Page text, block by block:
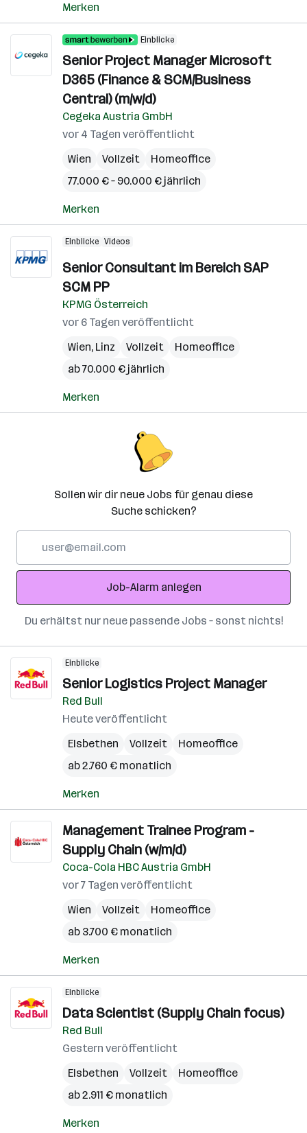
Merken
Einblicke
Senior Project Manager Microsoft
D365 (Finance & SCM/Business
Central) (m/w/d)
Cegeka Austria GmbH
vor 4 Tagen veröffentlicht
Wien
Vollzeit
Homeoffice
77.000 € – 90.000 € jährlich
Merken
Einblicke Videos
Senior Consultant im Bereich SAP
SCM PP
KPMG Österreich
vor 6 Tagen veröffentlicht
Wien, Linz Vollzeit
Homeoffice
ab 70.000 € jährlich
Merken
Sollen wir dir neue Jobs für genau diese
Suche schicken?
Adresse
Job-Alarm anlegen
Du erhältst nur neue passende Jobs – sonst nichts!
Einblicke
Senior Logistics Project Manager
Red Bull
Heute veröffentlicht
Elsbethen
Vollzeit
Homeoffice
ab 2.760 € monatlich
Merken
Management Trainee Program -
Supply Chain (w/m/d)
Coca-Cola HBC Austria GmbH
vor 7 Tagen veröffentlicht
Wien
Vollzeit
Homeoffice
ab 3.700 € monatlich
Merken
Einblicke
Data Scientist (Supply Chain focus)
Red Bull
Gestern veröffentlicht
Elsbethen
Vollzeit
Homeoffice
ab 2.911 € monatlich
Merken